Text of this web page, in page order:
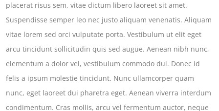
placerat risus sem, vitae dictum libero laoreet sit amet.
Suspendisse semper leo nec justo aliquam venenatis. Aliquam
vitae lorem sed orci vulputate porta. Vestibulum ut elit eget
arcu tincidunt sollicitudin quis sed augue. Aenean nibh nunc,
elementum a dolor vel, vestibulum commodo dui. Donec id
felis a ipsum molestie tincidunt. Nunc ullamcorper quam
nunc, eget laoreet dui pharetra eget. Aenean viverra interdum
condimentum. Cras mollis, arcu vel fermentum auctor, neque